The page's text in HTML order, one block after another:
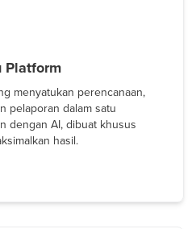
Platform
menyatukan perencanaan,
pelaporan dalam satu
dengan AI, dibuat khusus
hasil.